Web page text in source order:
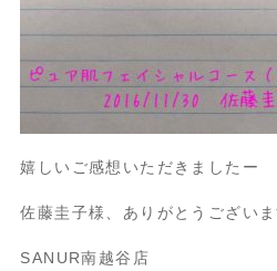
嬉しいご感想いただきましたー
佐藤圭子様、ありがとうございま
SANUR南越谷店